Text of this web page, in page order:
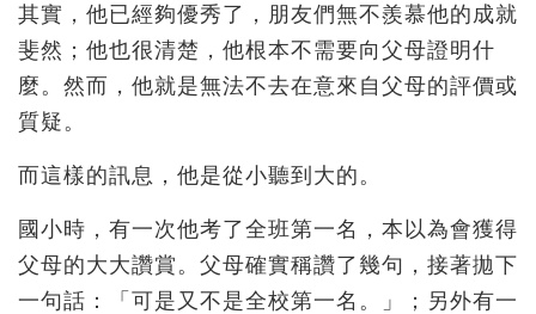
其實，他已經夠優秀了，朋友們無不羨慕他的成就
斐然；他也很清楚，他根本不需要向父母證明什
麼。然而，他就是無法不去在意來自父母的評價或
質疑。
而這樣的訊息，他是從小聽到大的。
國小時，有一次他考了全班第一名，本以為會獲得
父母的大大讚賞。父母確實稱讚了幾句，接著拋下
一句話：「可是又不是全校第一名。」；另外有一